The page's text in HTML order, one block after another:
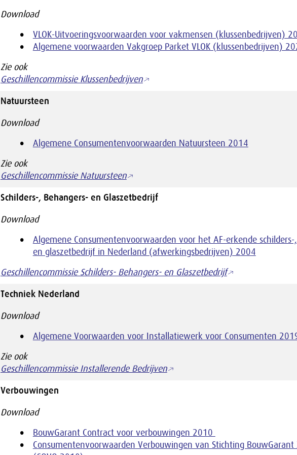
Download
VLOK-Uitvoeringsvoorwaarden voor vakmensen (klussenbedrijven)
Algemene voorwaarden Vakgroep Parket VLOK (klussenbedrijven)
Zie ook
Geschillencommissie Klussenbedrijven
Natuursteen
Download
Algemene Consumentenvoorwaarden Natuursteen 2014
Zie ook
Geschillencommissie Natuursteen
Schilders-, Behangers- en Glaszetbedrijf
Download
Algemene Consumentenvoorwaarden voor het AF-erkende schilders-
en glaszetbedrijf in Nederland (afwerkingsbedrijven) 2004
Geschillencommissie Schilders- Behangers- en Glaszetbedrijf
Techniek Nederland
Download
Algemene Voorwaarden voor Installatiewerk voor Consumenten
Zie ook
Geschillencommissie Installerende Bedrijven
Verbouwingen
Download
BouwGarant Contract voor verbouwingen 2010
Consumentenvoorwaarden Verbouwingen van Stichting BouwGarant